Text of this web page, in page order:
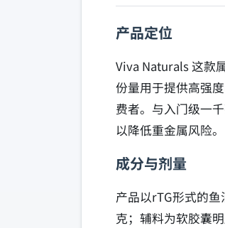
产品定位
Viva Naturals 这款
份量用于提供高强
费者。与入门级一
以降低重金属风险。
成分与剂量
产品以rTG形式的
克；辅料为软胶囊